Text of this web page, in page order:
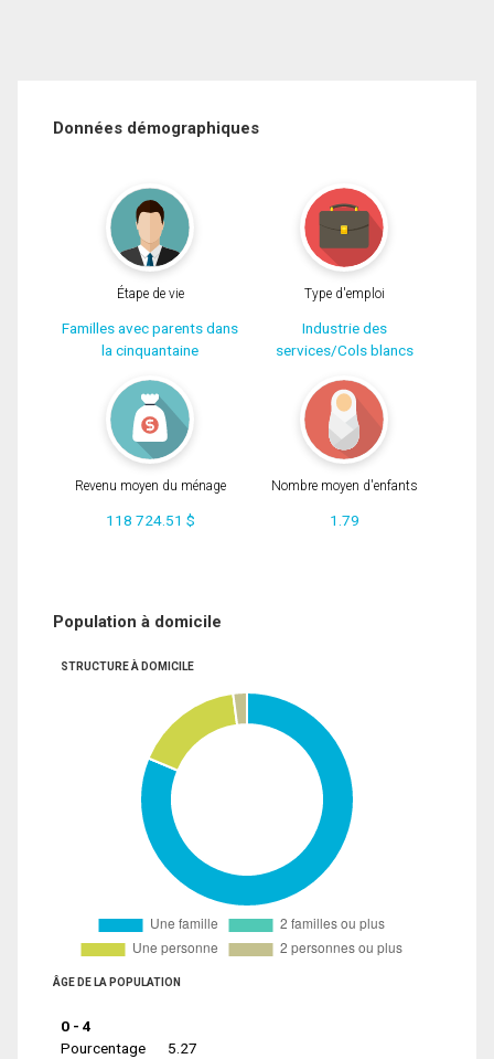
Données démographiques
Étape de vie
Familles avec parents dans
la cinquantaine
Type d'emploi
Industrie des
services/Cols blancs
Revenu moyen du ménage
118 724.51 $
Nombre moyen d'enfants
1.79
Population à domicile
STRUCTURE À DOMICILE
ÂGE DE LA POPULATION
0 - 4
Pourcentage
5.27